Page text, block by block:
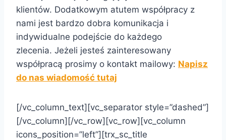
klientów. Dodatkowym atutem współpracy z
nami jest bardzo dobra komunikacja i
indywidualne podejście do każdego
zlecenia. Jeżeli jesteś zainteresowany
współpracą prosimy o kontakt mailowy: Napisz
do nas wiadomość tutaj
[/vc_column_text][vc_separator style=”dashed”]
[/vc_column][/vc_row][vc_row][vc_column
icons_position=”left”][trx_sc_title